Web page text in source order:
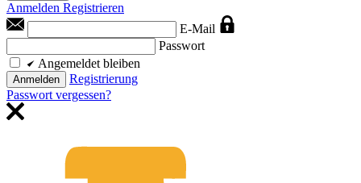
Anmelden Registrieren
E-Mail
Passwort
Angemeldet bleiben
Anmelden
Registrierung
Passwort vergessen?